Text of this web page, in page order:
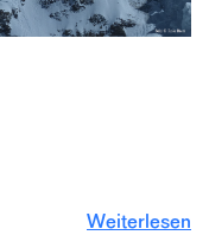
Weiterlesen